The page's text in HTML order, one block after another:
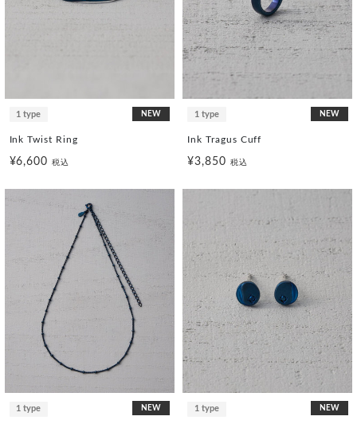
1 type NEW
Ink Twist Ring
¥6,600税込
1 type NEW
Ink Tragus Cuff
¥3,850 税込
1 type NEW 1 type NEW